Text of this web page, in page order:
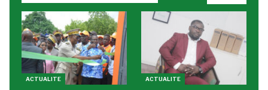
ACTUALITE ACTUALITE